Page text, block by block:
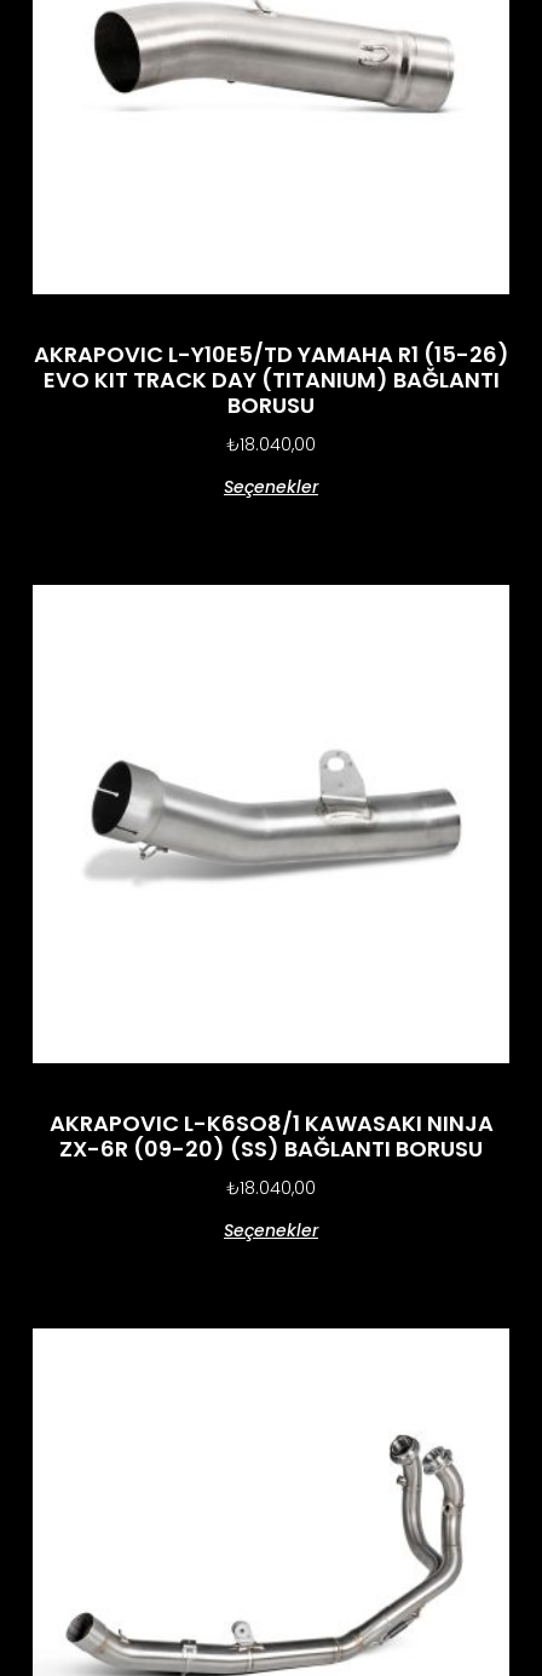
AKRAPOVIC L-Y10E5/TD YAMAHA R1 (15-26)
EVO KIT TRACK DAY (TITANIUM) BAĞLANTI
BORUSU
₺18.040,00
Seçenekler
AKRAPOVIC L-K6SO8/1 KAWASAKI NINJA
ZX-6R (09-20) (SS) BAĞLANTI BORUSU
₺18.040,00
Seçenekler